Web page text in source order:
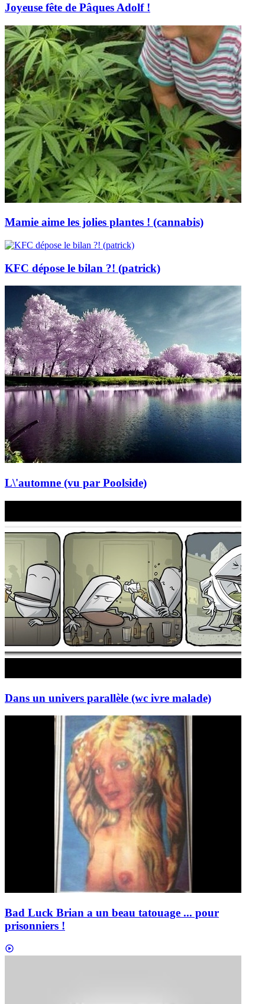
Joyeuse fête de Pâques Adolf !
Mamie aime les jolies plantes ! (cannabis)
KFC dépose le bilan ?! (patrick)
L\'automne (vu par Poolside)
Dans un univers parallèle (wc ivre malade)
Bad Luck Brian a un beau tatouage ... pour
prisonniers !